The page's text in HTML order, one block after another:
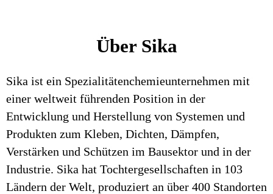
Über Sika
Sika ist ein Spezialitätenchemieunternehmen mit
einer weltweit führenden Position in der
Entwicklung und Herstellung von Systemen und
Produkten zum Kleben, Dichten, Dämpfen,
Verstärken und Schützen im Bausektor und in der
Industrie. Sika hat Tochtergesellschaften in 103
Ländern der Welt, produziert an über 400 Standorten